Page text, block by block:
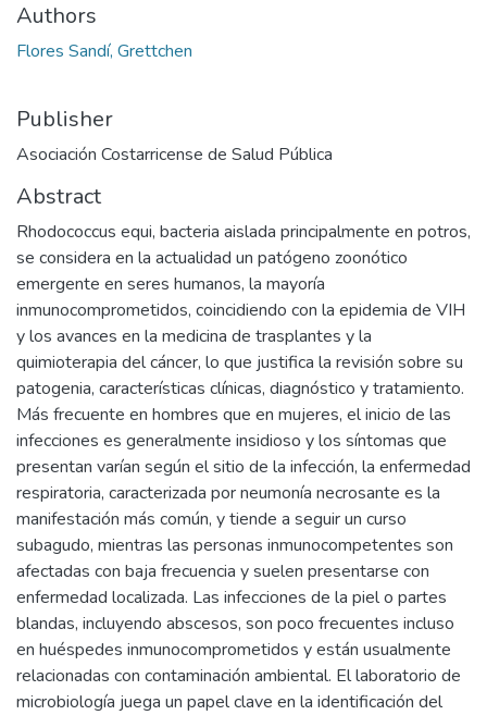
Authors
Flores Sandí, Grettchen
Publisher
Asociación Costarricense de Salud Pública
Abstract
Rhodococcus equi, bacteria aislada principalmente en potros,
se considera en la actualidad un patógeno zoonótico
emergente en seres humanos, la mayoría
inmunocomprometidos, coincidiendo con la epidemia de VIH
y los avances en la medicina de trasplantes y la
quimioterapia del cáncer, lo que justifica la revisión sobre su
patogenia, características clínicas, diagnóstico y tratamiento.
Más frecuente en hombres que en mujeres, el inicio de las
infecciones es generalmente insidioso y los síntomas que
presentan varían según el sitio de la infección, la enfermedad
respiratoria, caracterizada por neumonía necrosante es la
manifestación más común, y tiende a seguir un curso
subagudo, mientras las personas inmunocompetentes son
afectadas con baja frecuencia y suelen presentarse con
enfermedad localizada. Las infecciones de la piel o partes
blandas, incluyendo abscesos, son poco frecuentes incluso
en huéspedes inmunocomprometidos y están usualmente
relacionadas con contaminación ambiental. El laboratorio de
microbiología juega un papel clave en la identificación del